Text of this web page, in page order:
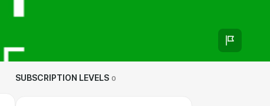
SUBSCRIPTION LEVELS 0